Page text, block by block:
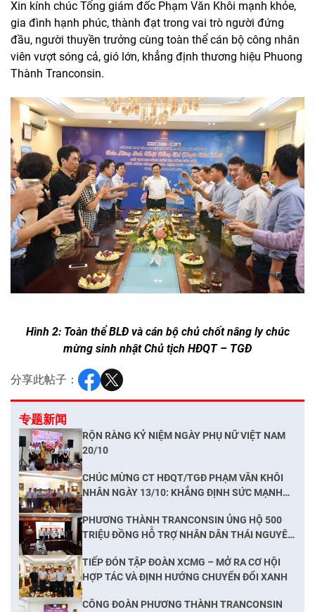
Xin kính chúc Tổng giám đốc Phạm Văn Khôi mạnh khỏe,
gia đình hạnh phúc, thành đạt trong vai trò người đứng
đầu, người thuyền trưởng cùng toàn thể cán bộ công nhân
viên vượt sóng cả, gió lớn, khẳng định thương hiệu Phuong
Thành Tranconsin.
Hình 2: Toàn thể BLĐ và cán bộ chủ chốt nâng ly chúc
mừng sinh nhật Chủ tịch HĐQT – TGĐ
分享此帖子：
专题新闻
RỘN RÀNG KỶ NIỆM NGÀY PHỤ NỮ VIỆT NAM
20/10
CHÚC MỪNG CT HĐQT/TGĐ PHẠM VĂN KHÔI
NHÂN NGÀY 13/10: KHẲNG ĐỊNH SỨC MẠNH
PHƯƠNG THÀNH TRANCONSIN ỦNG HỘ 500
TRIỆU ĐỒNG HỖ TRỢ NHÂN DÂN THÁI NGUYÊN
TIẾP ĐÓN TẬP ĐOÀN XCMG – MỞ RA CƠ HỘI
HỢP TÁC VÀ ĐỊNH HƯỚNG CHUYỂN ĐỔI XANH
CÔNG ĐOÀN PHƯƠNG THÀNH TRANCONSIN